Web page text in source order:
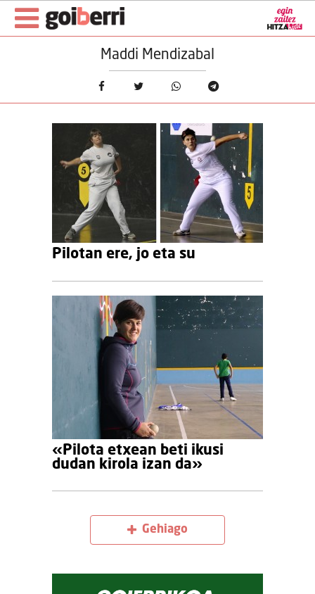
Maddi Mendizabal
Pilotan ere, jo eta su
«Pilota etxean beti ikusi
dudan kirola izan da»
Gehiago